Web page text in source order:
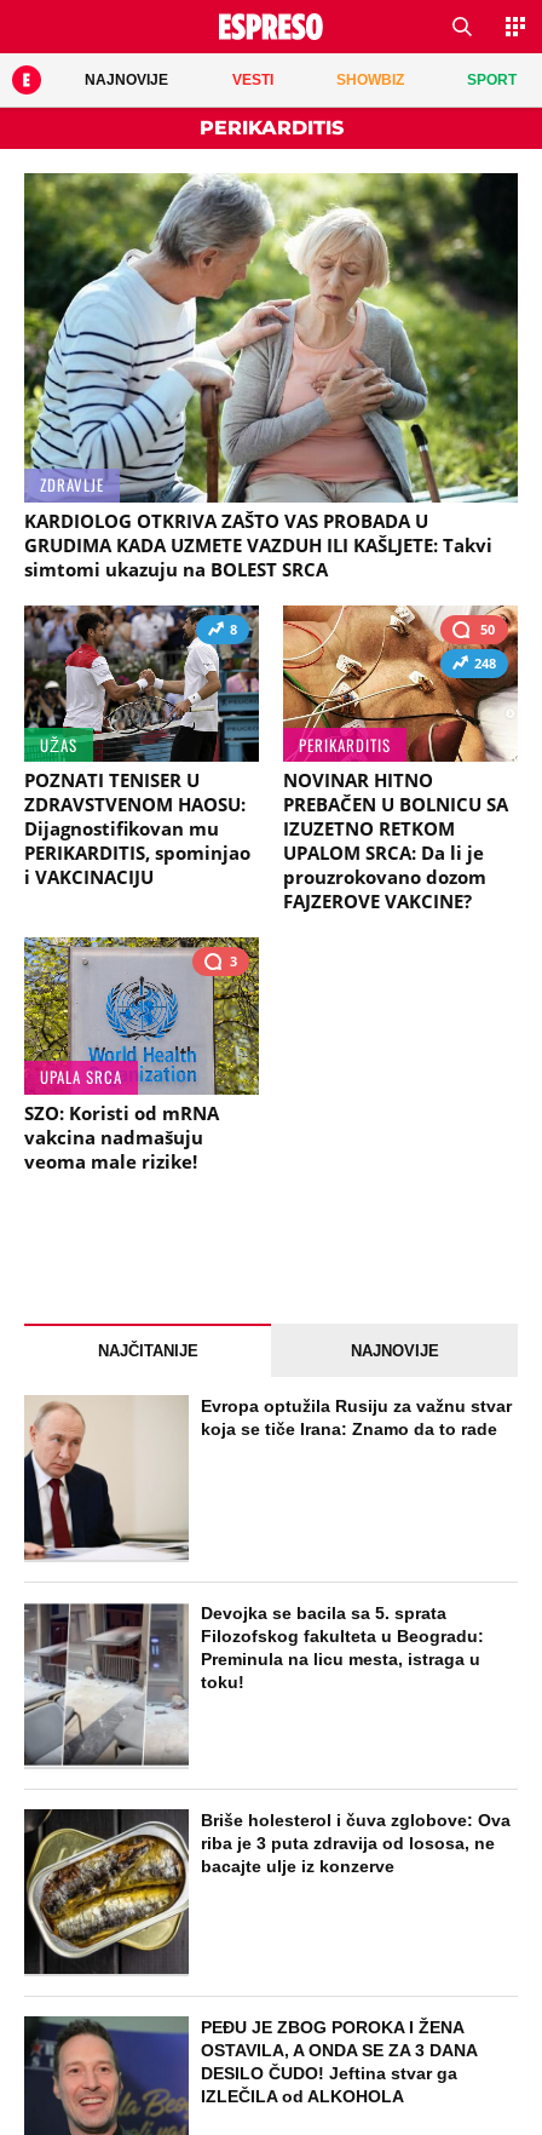
NAJNOVIJE VESTI SHOWBIZ SPORT
PERIKARDITIS
ZDRAVLJE
KARDIOLOG OTKRIVA ZAŠTO VAS PROBADA U
GRUDIMA KADA UZMETE VAZDUH ILI KAŠLJETE: Takvi
simtomi ukazuju na BOLEST SRCA
8
UŽAS
POZNATI TENISER U
ZDRAVSTVENOM HAOSU:
Dijagnostifikovan mu
PERIKARDITIS, spominjao
i VAKCINACIJU
50
248
PERIKARDITIS
NOVINAR HITNO
PREBAČEN U BOLNICU SA
IZUZETNO RETKOM
UPALOM SRCA: Da li je
prouzrokovano dozom
FAJZEROVE VAKCINE?
3
UPALA SRCA
SZO: Koristi od mRNA
vakcina nadmašuju
veoma male rizike!
NAJČITANIJE NAJNOVIJE
Evropa optužila Rusiju za važnu stvar
koja se tiče Irana: Znamo da to rade
Devojka se bacila sa 5. sprata
Filozofskog fakulteta u Beogradu:
Preminula na licu mesta, istraga u
toku!
Briše holesterol i čuva zglobove: Ova
riba je 3 puta zdravija od lososa, ne
bacajte ulje iz konzerve
PEĐU JE ZBOG POROKA I ŽENA
OSTAVILA, A ONDA SE ZA 3 DANA
DESILO ČUDO! Jeftina stvar ga
IZLEČILA od ALKOHOLA